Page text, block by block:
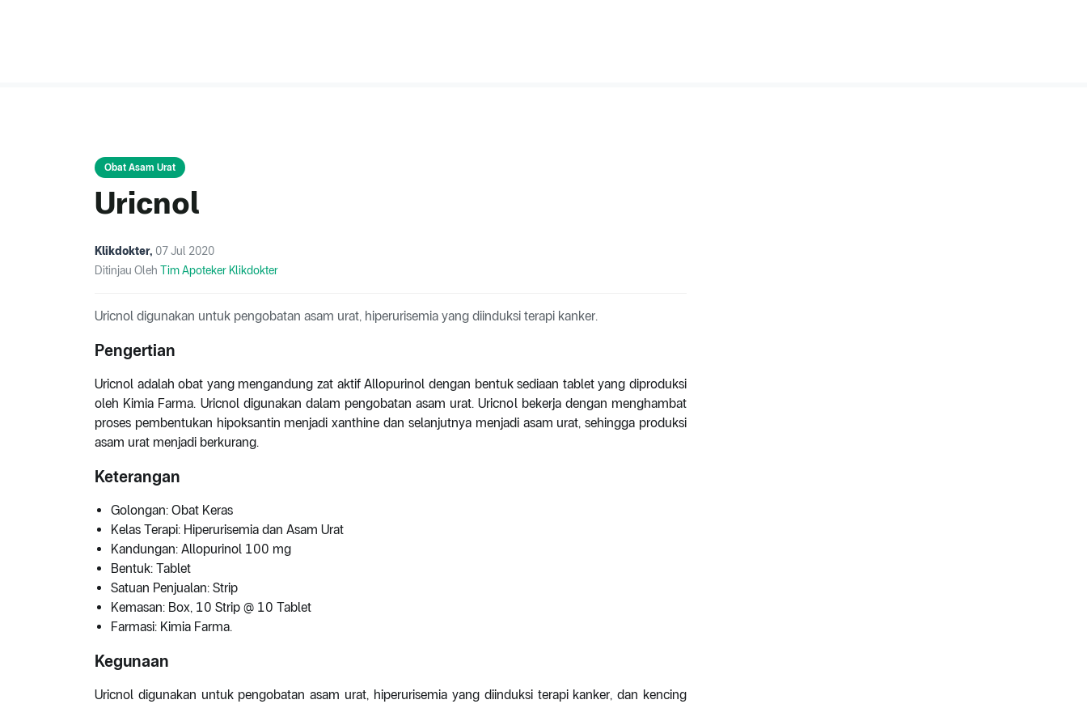
Obat Asam Urat
Uricnol
Klikdokter, 07 Jul 2020
Ditinjau Oleh Tim Apoteker Klikdokter
Uricnol digunakan untuk pengobatan asam urat, hiperurisemia yang diinduksi terapi kanker.
Pengertian
Uricnol adalah obat yang mengandung zat aktif Allopurinol dengan bentuk sediaan tablet yang diproduksi
oleh Kimia Farma. Uricnol digunakan dalam pengobatan asam urat. Uricnol bekerja dengan menghambat
proses pembentukan hipoksantin menjadi xanthine dan selanjutnya menjadi asam urat, sehingga produksi
asam urat menjadi berkurang.
Keterangan
Golongan: Obat Keras
Kelas Terapi: Hiperurisemia dan Asam Urat
Kandungan: Allopurinol 100 mg
Bentuk: Tablet
Satuan Penjualan: Strip
Kemasan: Box, 10 Strip @ 10 Tablet
Farmasi: Kimia Farma.
Kegunaan
Uricnol digunakan untuk pengobatan asam urat, hiperurisemia yang diinduksi terapi kanker, dan kencing